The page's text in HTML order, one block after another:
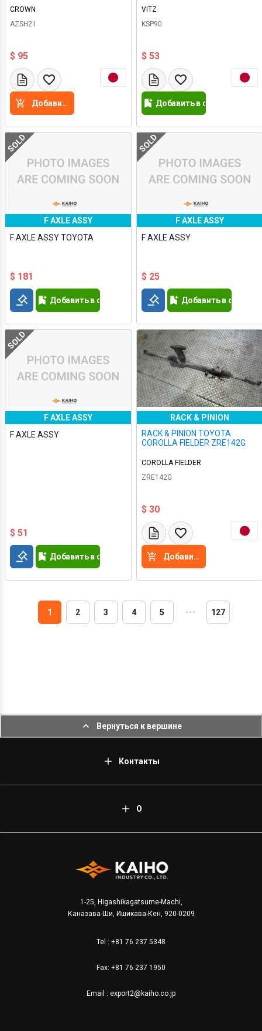
CROWN
AZSH21
$ 95
Добавить в корзину
VITZ
KSP90
$ 53
Добавить в список
SOLD
F AXLE ASSY
F AXLE ASSY TOYOTA
$ 181
Добавить в список желаний
SOLD
F AXLE ASSY
F AXLE ASSY
$ 25
Добавить в список
SOLD
F AXLE ASSY
F AXLE ASSY
$ 51
Добавить в список желаний
RACK & PINION
RACK & PINION TOYOTA
COROLLA FIELDER ZRE142G
COROLLA FIELDER
ZRE142G
$ 30
Добавить в корзину
1 2 3 4 5 ・・ 127
Вернуться к вершине
Контакты
О
1-25, Higashikagatsume-Machi,
Каназава-Ши, Ишикава-Кен, 920-0209
Tel : +81 76 237 5348
Fax: +81 76 237 1950
Email : export2@kaiho.co.jp